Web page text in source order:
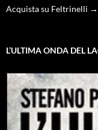
Acquista su Feltrinelli →
L’ULTIMA ONDA DEL